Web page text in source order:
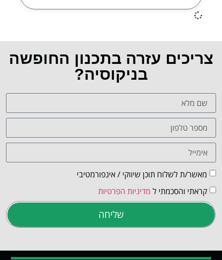
צריכים עזרה בתכנון החופשה
בניקוסיה?
מאשר/ת לשלוח תוכן שיווקי / אינפורמטיבי
קראתי והסכמתי ל מדיניות הפרטיות
שליחה